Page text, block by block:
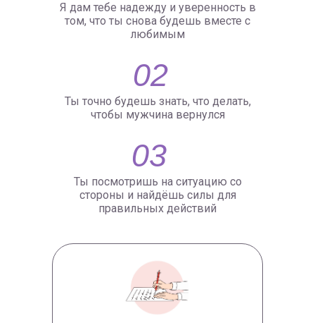
02
03
Ты точно будешь знать, что делать,
чтобы мужчина вернулся
Ты посмотришь на ситуацию со
стороны и найдёшь силы для
правильных действий
Я дам тебе надежду и уверенность в
том, что ты снова будешь вместе с
любимым